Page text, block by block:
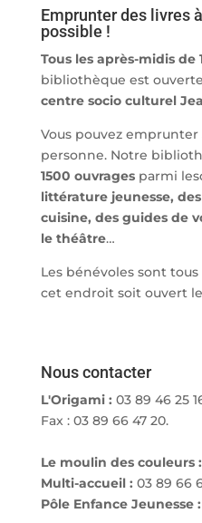
Emprunter des livres
possible !
Tous les après-midis de
bibliothèque est
centre socio culturel
Vous pouvez
personne. Notre
1500 ouvragesparmi
littérature jeunesse,
cuisine, des guides de
le théâtre…
Les bénévoles sont
cet endroit soit ouvert
Nous contacter
L'Origami : 03 89 46 25
Fax : 03 89 66 47 20.
Le moulin des couleurs :
Multi-accueil : 03 89 66
Pôle Enfance Jeunesse :